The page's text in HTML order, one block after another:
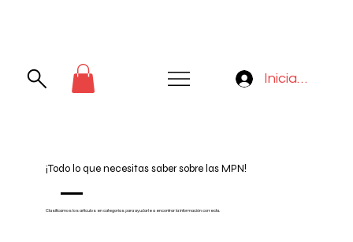
Iniciar sesión
¡Todo lo que necesitas saber sobre las MPN!
Clasificamos los artículos en categorías para ayudarle a encontrar la información correcta.